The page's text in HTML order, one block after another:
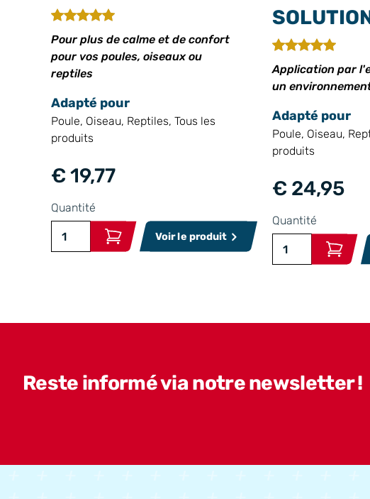
Pour plus de calme et de confort
pour vos poules, oiseaux ou
reptiles
Adapté pour
Poule, Oiseau, Reptiles, Tous les
produits
€ 19,77
Quantité
Voir le produit
Application par
un
Adapté pour
Poule, Oiseau,
produits
€ 24,95
Quantité
Reste informé via notre newsletter !